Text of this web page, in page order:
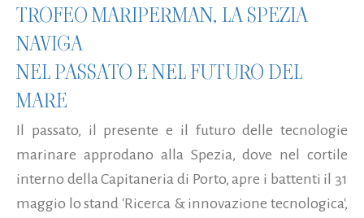
TROFEO MARIPERMAN, LA SPEZIA
NAVIGA
NEL PASSATO E NEL FUTURO DEL
MARE
Il passato, il presente e il futuro delle tecnologie
marinare approdano alla Spezia, dove nel cortile
interno della Capitaneria di Porto, apre i battenti il 31
maggio lo stand 'Ricerca & innovazione tecnologica',